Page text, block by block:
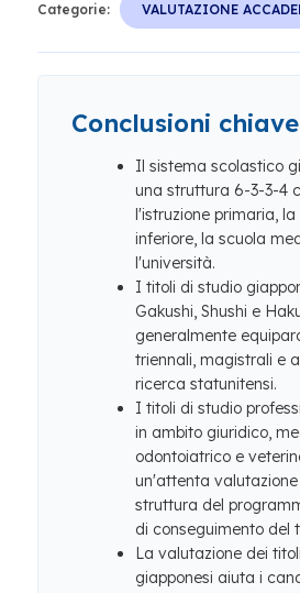
Categorie: VALUTAZIONE
Conclusioni chiave
Il sistema scolastico
una struttura 6-3-3-4
l'istruzione primaria,
inferiore, la scuola
l'università.
I titoli di studio
Gakushi, Shushi e
generalmente
triennali, magistrali e
ricerca statunitensi.
I titoli di studio
in ambito giuridico,
odontoiatrico e
un'attenta
struttura del
di conseguimento del
La valutazione dei
giapponesi aiuta i